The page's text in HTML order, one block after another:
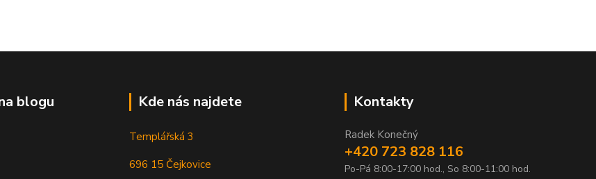
blogu Kde nás najdete
Templářská 3
696 15 Čejkovice
Kontakty
Radek Konečný
+420 723 828 116
Po-Pá 8:00-17:00 hod., So 8:00-11:00 hod.